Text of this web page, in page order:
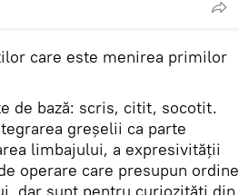
care este menirea primilor
de bază: scris, citit, socotit.
greșelii ca parte
limbajului, a expresivității
operare care presupun ordine